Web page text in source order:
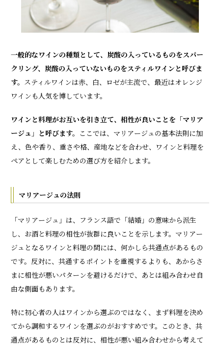
一般的なワインの種類として、炭酸の入っているものをスパー
クリング、炭酸の入っていないものをスティルワインと呼びま
す。 スティルワインは赤、白、ロゼが主流で、最近はオレンジ
ワインも人気を博しています。
ワインと料理がお互いを引き立て、相性が良いことを「マリア
ージュ」と呼びます。 ここでは、マリアージュの基本法則に加
え、色や香り、重さや格、産地などを合わせ、ワインと料理を
ペアとして楽しむための選び方を紹介します。
マリアージュの法則
「マリアージュ」は、フランス語で「結婚」の意味から派生
し、お酒と料理の相性が抜群に良いことを示します。マリアー
ジュとなるワインと料理の間には、何かしら共通点があるもの
です。反対に、共通するポイントを重視するよりも、あからさ
まに相性が悪いパターンを避けるだけで、あとは組み合わせ自
由な側面もあります。
特に初心者の人はワインから選ぶのではなく、まず料理を決め
てから調和するワインを選ぶのがおすすめです。このとき、共
通点があるものとは反対に、相性が悪い組み合わせから考えて